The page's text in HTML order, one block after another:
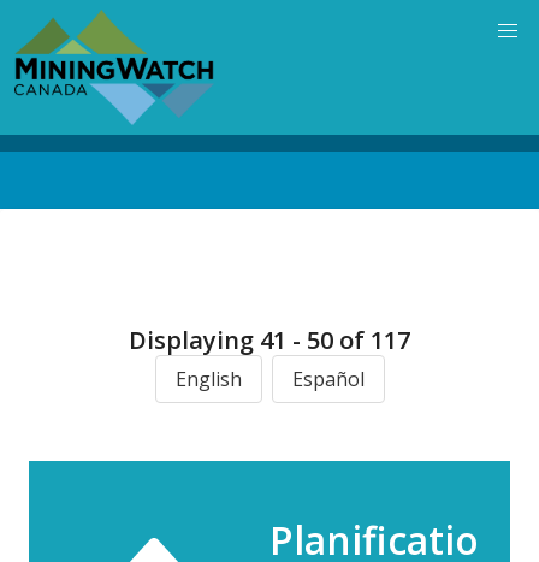
main
content
Displaying 41 - 50 of 117
English Español
Planificatio